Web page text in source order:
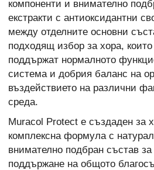
компоненти и внимателно
екстракти с антиоксидантни
между отделните основни
подходящ избор за хора,
поддържат нормалното
система и добрия баланс на
въздействието на различни
среда.
Muracol Protect е създаден за
комплексна формула с
внимателно подбран състав
поддържане на общото